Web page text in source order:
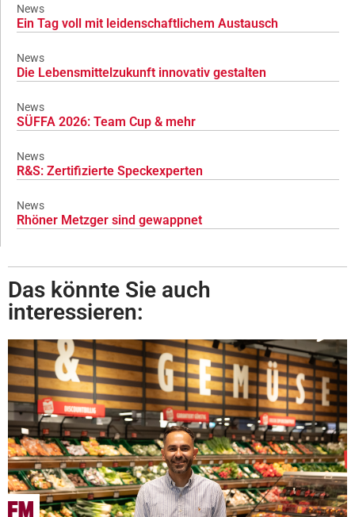
News
Ein Tag voll mit leidenschaftlichem Austausch
News
Die Lebensmittelzukunft innovativ gestalten
News
SÜFFA 2026: Team Cup & mehr
News
R&S: Zertifizierte Speckexperten
News
Rhöner Metzger sind gewappnet
Das könnte Sie auch
interessieren: